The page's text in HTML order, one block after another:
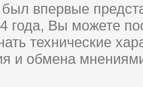
был впервые
года, Вы можете
технические
и обмена